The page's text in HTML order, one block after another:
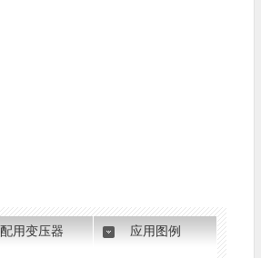
配用变压器 应用图例